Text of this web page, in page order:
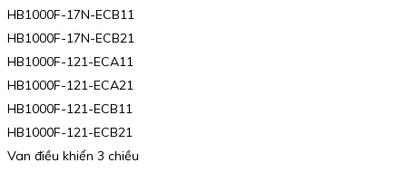
HB1000F-17N-ECB11
HB1000F-17N-ECB21
HB1000F-121-ECA11
HB1000F-121-ECA21
HB1000F-121-ECB11
HB1000F-121-ECB21
Van điều khiển 3 chiều